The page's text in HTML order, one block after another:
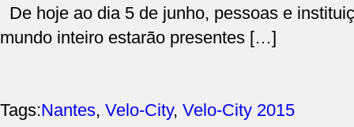
De hoje ao dia 5 de junho, pessoas e
mundo inteiro estarão presentes […]
Tags:Nantes, Velo-City, Velo-City 2015